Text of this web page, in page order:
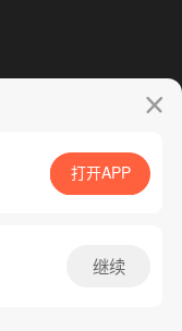
App免费看
打开APP
继续